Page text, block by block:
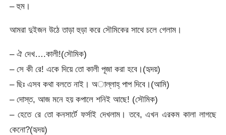
– হুম।
আমরা দুইজন উঠে তাড়া হুড়া করে সৌমিকের সাথে চলে গেলাম।
– ঐ দেখ….কালী!(সৌমিক)
– সে কী রে! একে দিয়ে তো কালী পূজা করা হবে।(হৃদয়)
– ছিঃ এসব কথা বলতে নাই। অাল্লাহ্ পাপ দিবে।(আমি)
– দোস্ত, আজ মনে হয় কপালে শনিই আছে! (সৌমিক)
– হেতে রে তো কনসার্টে ফর্সাই দেখলাম। তবে, এখন এরকম কালা লাগছে
কেনো?(হৃদয়)